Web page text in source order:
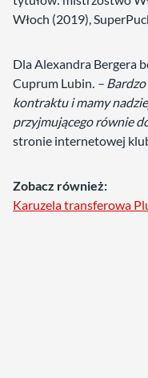
Włoch (2019),
Dla Alexandra Bergera
Cuprum Lubin. –
kontraktu i mamy
przyjmującego równie
stronie internetowej
Zobacz również:
Karuzela transferowa